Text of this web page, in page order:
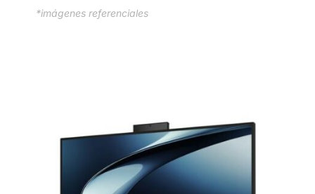
*imágenes referenciales